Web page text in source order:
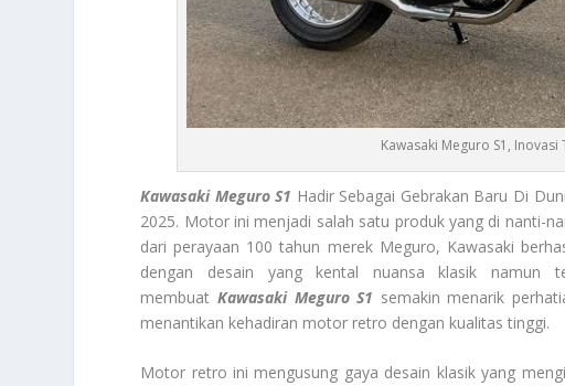
Kawasaki Meguro S1,
Kawasaki Meguro S1 Hadir Sebagai Gebrakan Baru Di
2025. Motor ini menjadi salah satu produk yang di nanti-
dari perayaan 100 tahun merek Meguro, Kawasaki
dengan desain yang kental nuansa klasik namun
membuat Kawasaki Meguro S1 semakin menarik
menantikan kehadiran motor retro dengan kualitas tinggi.
Motor retro ini mengusung gaya desain klasik yang